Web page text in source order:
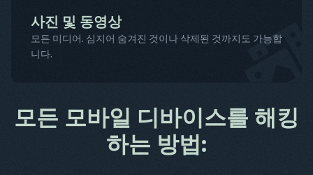
사진 및 동영상
모든 미디어. 심지어 숨겨진 것이나 삭제된 것까지도 가능합
니다.
모든 모바일 디바이스를 해킹
하는 방법: